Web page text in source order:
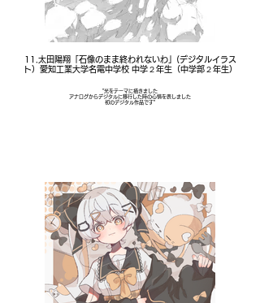
11.太田陽翔「石像のまま終われないわ」(デジタルイラス
ト）愛知工業大学名電中学校 中学２年生（中学部２年生）
"光をテーマに描きました
アナログからデジタルに移行した時の心情を表しました
初のデジタル作品です"